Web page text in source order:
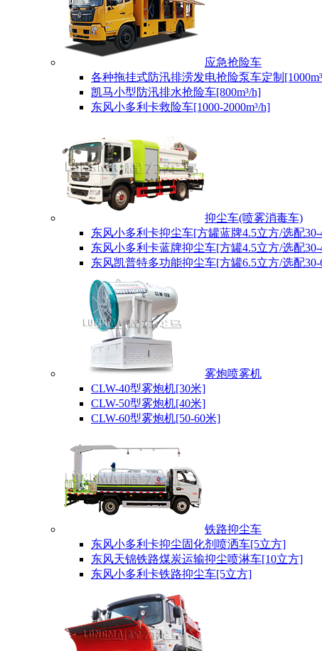
应急抢险车
各种拖挂式防汛排涝发电抢险泵车定制
凯马小型防汛排水抢险车[800m³/h]
东风小多利卡救险车[1000-2000m³/h]
抑尘车(喷雾消毒车)
东风小多利卡抑尘车[方罐蓝牌4.5立方/选配
东风小多利卡蓝牌抑尘车[方罐4.5立方/选配
东风凯普特多功能抑尘车[方罐6.5立方/选配
雾炮喷雾机
CLW-40型雾炮机[30米]
CLW-50型雾炮机[40米]
CLW-60型雾炮机[50-60米]
铁路抑尘车
东风小多利卡抑尘固化剂喷洒车[5立方]
东风天锦铁路煤炭运输抑尘喷淋车[10立方]
东风小多利卡铁路抑尘车[5立方]